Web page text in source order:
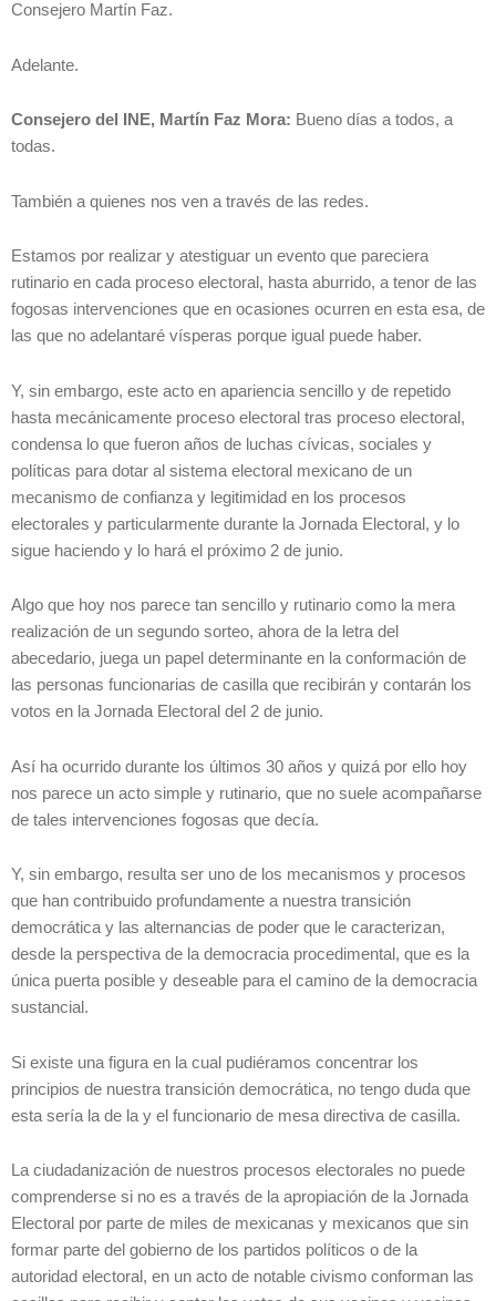
Consejero Martín Faz.
Adelante.
Consejero del INE, Martín Faz Mora: Bueno días a todos, a
todas.
También a quienes nos ven a través de las redes.
Estamos por realizar y atestiguar un evento que pareciera
rutinario en cada proceso electoral, hasta aburrido, a tenor de las
fogosas intervenciones que en ocasiones ocurren en esta esa, de
las que no adelantaré vísperas porque igual puede haber.
Y, sin embargo, este acto en apariencia sencillo y de repetido
hasta mecánicamente proceso electoral tras proceso electoral,
condensa lo que fueron años de luchas cívicas, sociales y
políticas para dotar al sistema electoral mexicano de un
mecanismo de confianza y legitimidad en los procesos
electorales y particularmente durante la Jornada Electoral, y lo
sigue haciendo y lo hará el próximo 2 de junio.
Algo que hoy nos parece tan sencillo y rutinario como la mera
realización de un segundo sorteo, ahora de la letra del
abecedario, juega un papel determinante en la conformación de
las personas funcionarias de casilla que recibirán y contarán los
votos en la Jornada Electoral del 2 de junio.
Así ha ocurrido durante los últimos 30 años y quizá por ello hoy
nos parece un acto simple y rutinario, que no suele acompañarse
de tales intervenciones fogosas que decía.
Y, sin embargo, resulta ser uno de los mecanismos y procesos
que han contribuido profundamente a nuestra transición
democrática y las alternancias de poder que le caracterizan,
desde la perspectiva de la democracia procedimental, que es la
única puerta posible y deseable para el camino de la democracia
sustancial.
Si existe una figura en la cual pudiéramos concentrar los
principios de nuestra transición democrática, no tengo duda que
esta sería la de la y el funcionario de mesa directiva de casilla.
La ciudadanización de nuestros procesos electorales no puede
comprenderse si no es a través de la apropiación de la Jornada
Electoral por parte de miles de mexicanas y mexicanos que sin
formar parte del gobierno de los partidos políticos o de la
autoridad electoral, en un acto de notable civismo conforman las